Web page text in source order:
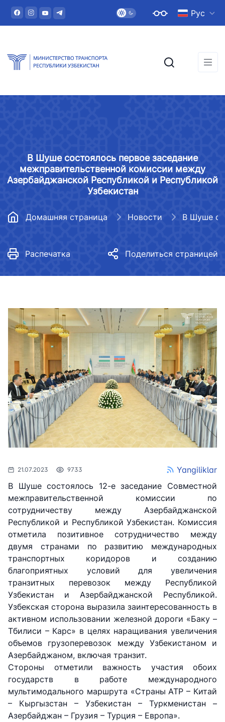
Рус
В Шуше состоялось первое заседание
межправительственной комиссии между
Азербайджанской Республикой и Республикой
Узбекистан
Домашняя страница Новости
Распечатка Поделиться страницей
21.07.2023 9733
Yangiliklar
В Шуше состоялось 12-е заседание Совместной
межправительственной комиссии по
сотрудничеству между Азербайджанской
Республикой и Республикой Узбекистан. Комиссия
отметила позитивное сотрудничество между
двумя странами по развитию международных
транспортных коридоров и созданию
благоприятных условий для увеличения
транзитных перевозок между Республикой
Узбекистан и Азербайджанской Республикой.
Узбекская сторона выразила заинтересованность в
активном использовании железной дороги «Баку –
Тбилиси – Карс» в целях наращивания увеличения
объемов грузоперевозок между Узбекистаном и
Азербайджаном, включая транзит.
Стороны отметили важность участия обоих
государств в работе международного
мультимодального маршрута «Страны АТР – Китай
– Кыргызстан – Узбекистан – Туркменистан –
Азербайджан – Грузия – Турция – Европа».